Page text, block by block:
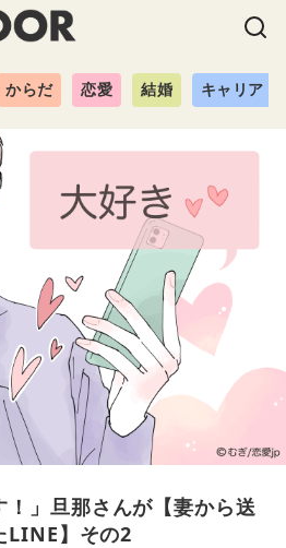
からだ 恋愛 結婚 キャリア
！」旦那さんが【妻から送
LINE】その2